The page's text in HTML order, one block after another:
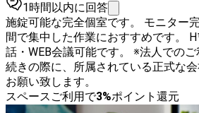
1時間以内に回答
施錠可能な完全個室です。 モニター
間で集中した作業におすすめです。 H¹Tは全席で会話・通
話・WEB会議可能です。 ※法人でのご利用の場合は、予約手
続きの際に、所属されている正式な
お願い致します。
スペースご利用で3%ポイント還元